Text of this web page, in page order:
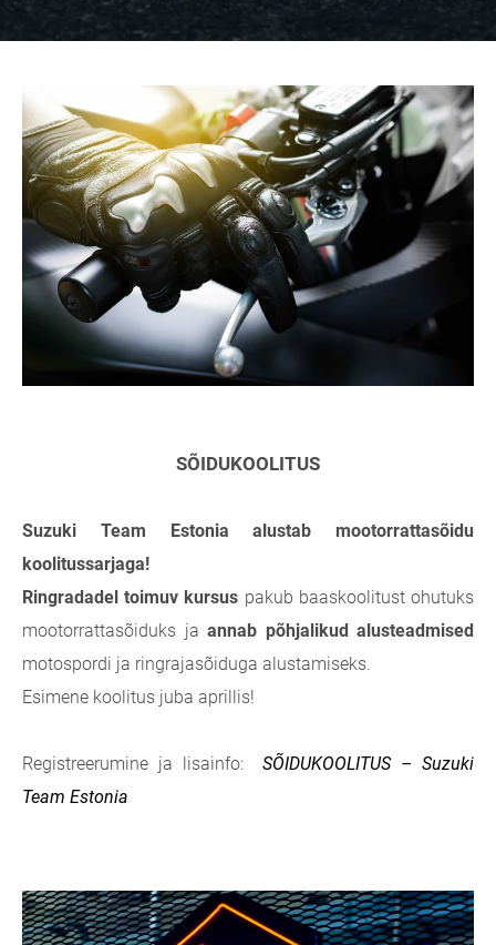
SÕIDUKOOLITUS
Suzuki Team Estonia alustab mootorrattasõidu
koolitussarjaga!
Ringradadel toimuv kursus pakub baaskoolitust ohutuks
mootorrattasõiduks ja annab põhjalikud alusteadmised
motospordi ja ringrajasõiduga alustamiseks.
Esimene koolitus juba aprillis!
Registreerumine ja lisainfo:SÕIDUKOOLITUS – Suzuki
Team Estonia